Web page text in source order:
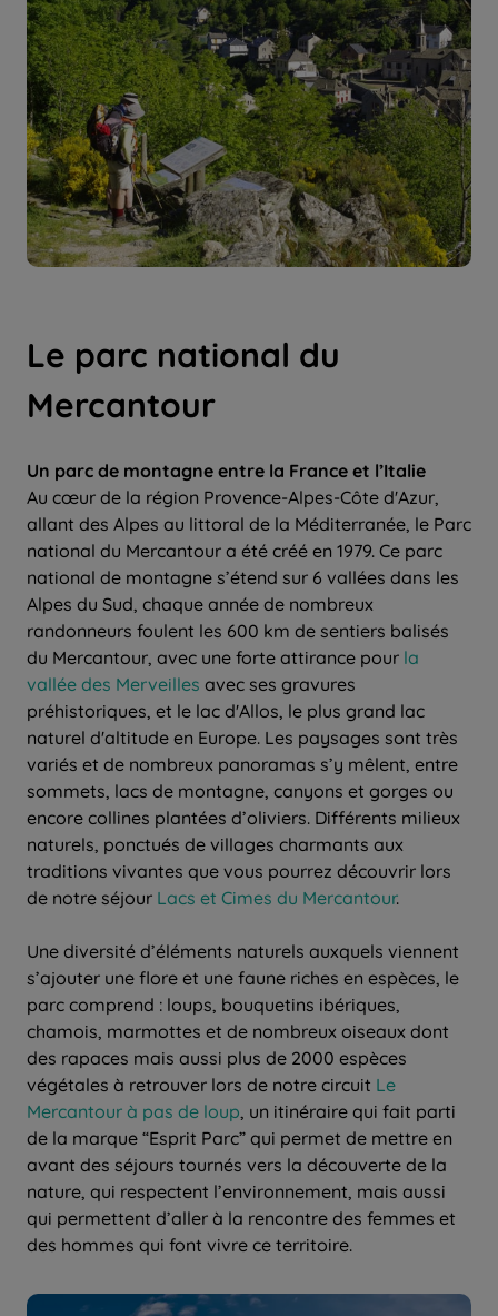
Le parc national du
Mercantour
Un parc de montagne entre la France et l’Italie
Au cœur de la région Provence-Alpes-Côte d'Azur,
allant des Alpes au littoral de la Méditerranée, le Parc
national du Mercantour a été créé en 1979. Ce parc
national de montagne s’étend sur 6 vallées dans les
Alpes du Sud, chaque année de nombreux
randonneurs foulent les 600 km de sentiers balisés
du Mercantour, avec une forte attirance pour la
vallée des Merveilles avec ses gravures
préhistoriques, et le lac d'Allos, le plus grand lac
naturel d'altitude en Europe. Les paysages sont très
variés et de nombreux panoramas s’y mêlent, entre
sommets, lacs de montagne, canyons et gorges ou
encore collines plantées d’oliviers. Différents milieux
naturels, ponctués de villages charmants aux
traditions vivantes que vous pourrez découvrir lors
de notre séjour Lacs et Cimes du Mercantour.
Une diversité d’éléments naturels auxquels viennent
s’ajouter une flore et une faune riches en espèces, le
parc comprend : loups, bouquetins ibériques,
chamois, marmottes et de nombreux oiseaux dont
des rapaces mais aussi plus de 2000 espèces
végétales à retrouver lors de notre circuit Le
Mercantour à pas de loup, un itinéraire qui fait parti
de la marque “Esprit Parc” qui permet de mettre en
avant des séjours tournés vers la découverte de la
nature, qui respectent l’environnement, mais aussi
qui permettent d’aller à la rencontre des femmes et
des hommes qui font vivre ce territoire.